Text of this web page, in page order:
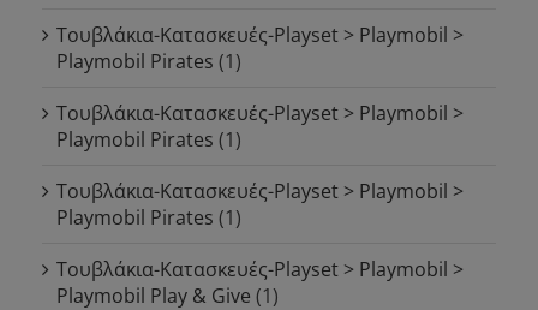
Τουβλάκια-Κατασκευές-Playset > Playmobil >
Playmobil Pirates (1)
Τουβλάκια-Κατασκευές-Playset > Playmobil >
Playmobil Pirates (1)
Τουβλάκια-Κατασκευές-Playset > Playmobil >
Playmobil Pirates (1)
Τουβλάκια-Κατασκευές-Playset > Playmobil >
Playmobil Play & Give (1)